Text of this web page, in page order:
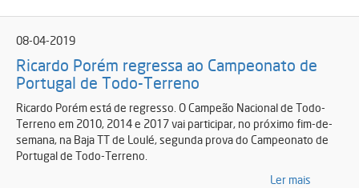
08-04-2019
Ricardo Porém regressa ao Campeonato de
Portugal de Todo-Terreno
Ricardo Porém está de regresso. O Campeão Nacional de Todo-
Terreno em 2010, 2014 e 2017 vai participar, no próximo fim-de-
semana, na Baja TT de Loulé, segunda prova do Campeonato de
Portugal de Todo-Terreno.
Ler mais